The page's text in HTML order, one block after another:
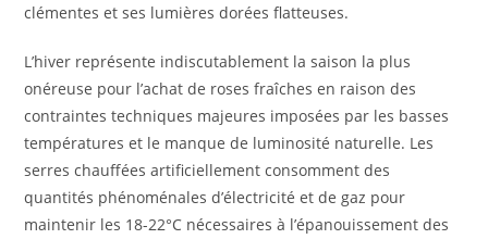
clémentes et ses lumières dorées flatteuses.
L’hiver représente indiscutablement la saison la plus
onéreuse pour l’achat de roses fraîches en raison des
contraintes techniques majeures imposées par les basses
températures et le manque de luminosité naturelle. Les
serres chauffées artificiellement consomment des
quantités phénoménales d’électricité et de gaz pour
maintenir les 18-22°C nécessaires à l’épanouissement des